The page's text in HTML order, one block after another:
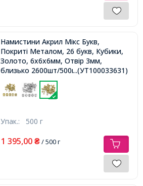
Намистини Акрил Мікс Букв,
Покриті Металом, 26 букв, Кубики,
Золото, 6х6х6мм, Отвір 3мм,
близько 2600шт/500г,...(УТ100033631)
Упак.: 500 г
1 395,00 ₴/ 500 г